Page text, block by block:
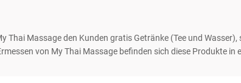
Thai Massage den Kunden gratis Getränke (Tee und
von My Thai Massage befinden sich diese Produkte